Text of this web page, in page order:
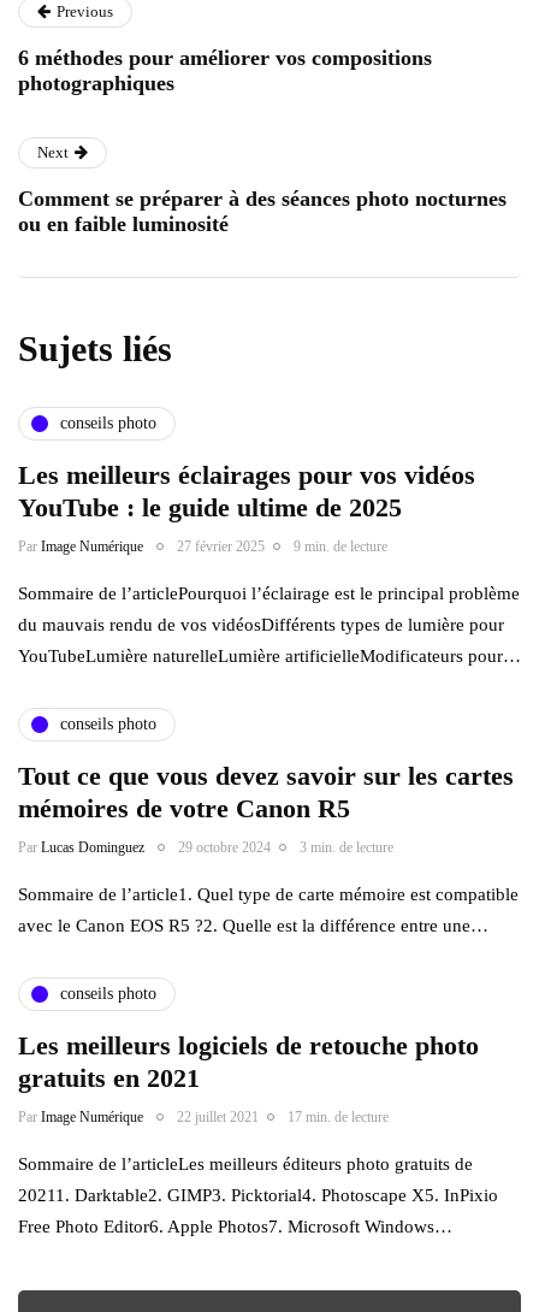
Previous
6 méthodes pour améliorer vos compositions
photographiques
Next
Comment se préparer à des séances photo nocturnes
ou en faible luminosité
Sujets liés
conseils photo
Les meilleurs éclairages pour vos vidéos
YouTube : le guide ultime de 2025
Par Image Numérique 27 février 2025 9 min. de lecture
Sommaire de l’articlePourquoi l’éclairage est le principal problème
du mauvais rendu de vos vidéosDifférents types de lumière pour
YouTubeLumière naturelleLumière artificielleModificateurs pour…
conseils photo
Tout ce que vous devez savoir sur les cartes
mémoires de votre Canon R5
Par Lucas Dominguez 29 octobre 2024 3 min. de lecture
Sommaire de l’article1. Quel type de carte mémoire est compatible
avec le Canon EOS R5 ?2. Quelle est la différence entre une…
conseils photo
Les meilleurs logiciels de retouche photo
gratuits en 2021
Par Image Numérique 22 juillet 2021 17 min. de lecture
Sommaire de l’articleLes meilleurs éditeurs photo gratuits de
20211. Darktable2. GIMP3. Picktorial4. Photoscape X5. InPixio
Free Photo Editor6. Apple Photos7. Microsoft Windows…